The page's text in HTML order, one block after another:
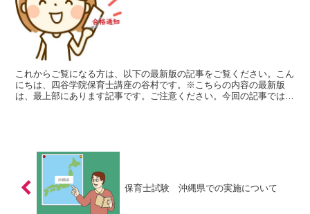
これからご覧になる方は、以下の最新版の記事をご覧ください。こん
にちは、四谷学院保育士講座の谷村です。※こちらの内容の最新版
は、最上部にあります記事です。ご注意ください。今回の記事では、
保育士試験 沖縄県での実施について